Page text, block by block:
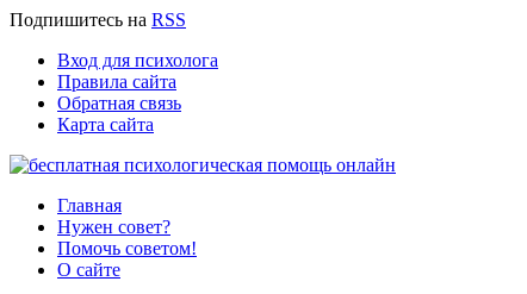
Подпишитесь на RSS
Вход для психолога
Правила сайта
Обратная связь
Карта сайта
Главная
Нужен совет?
Помочь советом!
О сайте